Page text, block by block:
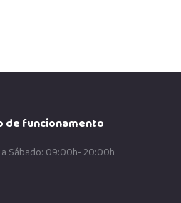
de funcionamento
a Sábado: 09:00h- 20:00h